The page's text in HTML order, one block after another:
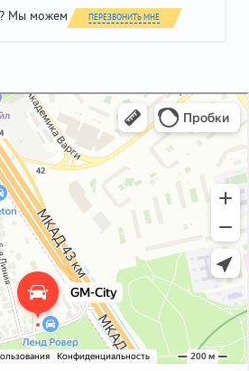
Мы можем ПЕРЕЗВОНИТЬ МНЕ
в Москве